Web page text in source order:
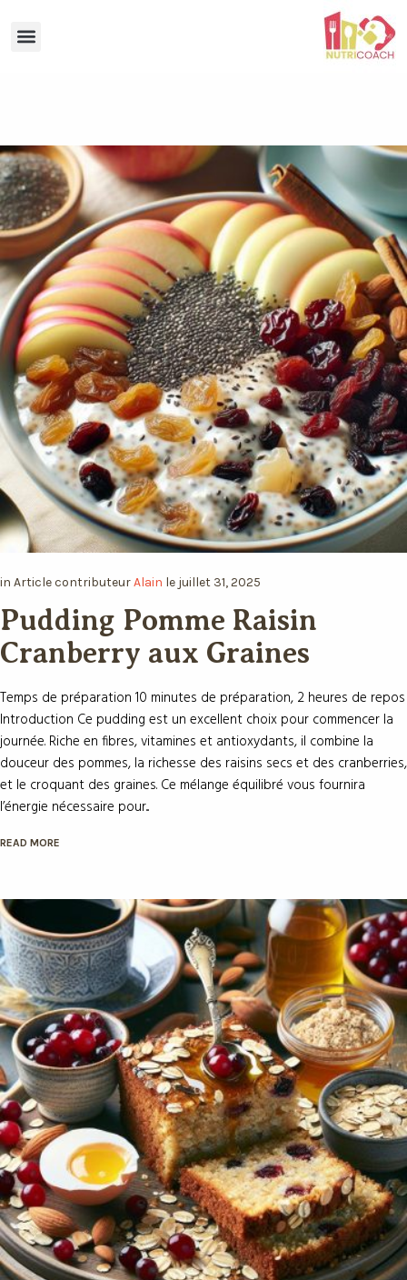
inArticle contributeurAlainlejuillet 31, 2025
Pudding Pomme Raisin
Cranberry aux Graines
Temps de préparation 10 minutes de préparation, 2 heures de
repos Introduction Ce pudding est un excellent choix pour
combine la douceur des pommes, la richesse des raisins secs et
des cranberries, et le croquant des graines. Ce mélange équilibré
vous fournira l’énergie nécessaire pour...
READ MORE
inArticlecontributeur Alainlejuillet 10, 2025
Que diriez-vous d’avoir Votre
×